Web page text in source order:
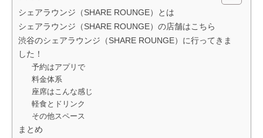
シェアラウンジ（SHARE ROUNGE）とは
シェアラウンジ（SHARE ROUNGE）の店舗はこちら
渋谷のシェアラウンジ（SHARE ROUNGE）に行ってきま
した！
予約はアプリで
料金体系
座席はこんな感じ
軽食とドリンク
その他スペース
まとめ